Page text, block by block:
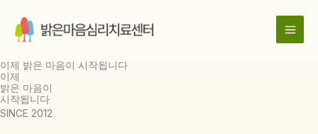
건
너
뛰
이제 밝은 마음이 시작됩니다
이제
밝은 마음이
시작됩니다
SINCE 2012